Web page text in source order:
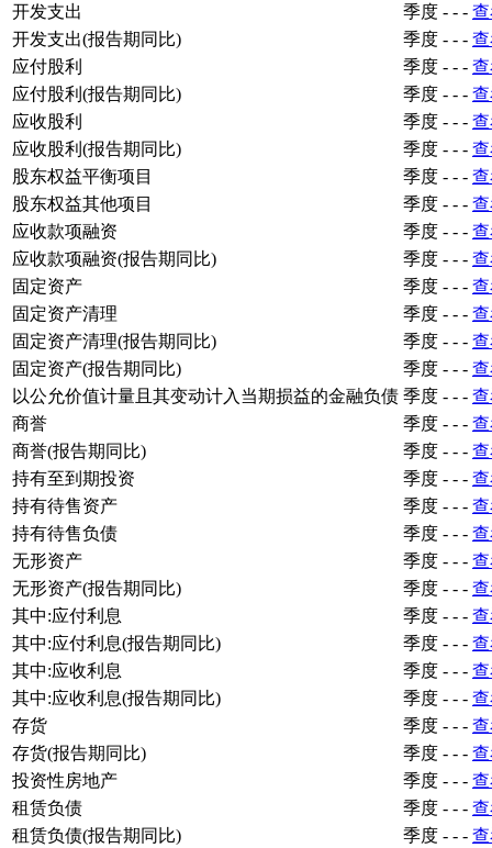
开发支出
季度 - - -
开发支出(报告期同比)
季度 - - -
应付股利
季度 - - -
应付股利(报告期同比)
季度 - - -
应收股利
季度 - - -
应收股利(报告期同比)
季度 - - -
股东权益平衡项目
季度 - - -
股东权益其他项目
季度 - - -
应收款项融资
季度 - - -
应收款项融资(报告期同比)
季度 - - -
固定资产
季度 - - -
固定资产清理
季度 - - -
固定资产清理(报告期同比)
季度 - - -
固定资产(报告期同比)
季度 - - -
以公允价值计量且其变动计入当期损益的金融负债 季度 - - -
商誉
季度 - - -
商誉(报告期同比)
季度 - - -
持有至到期投资
季度 - - -
持有待售资产
季度 - - -
持有待售负债
季度 - - -
无形资产
季度 - - -
无形资产(报告期同比)
季度 - - -
其中:应付利息
季度 - - -
其中:应付利息(报告期同比)
季度 - - -
其中:应收利息
季度 - - -
其中:应收利息(报告期同比)
季度 - - -
存货
季度 - - -
存货(报告期同比)
季度 - - -
投资性房地产
季度 - - -
租赁负债
季度 - - -
租赁负债(报告期同比)
季度 - - -